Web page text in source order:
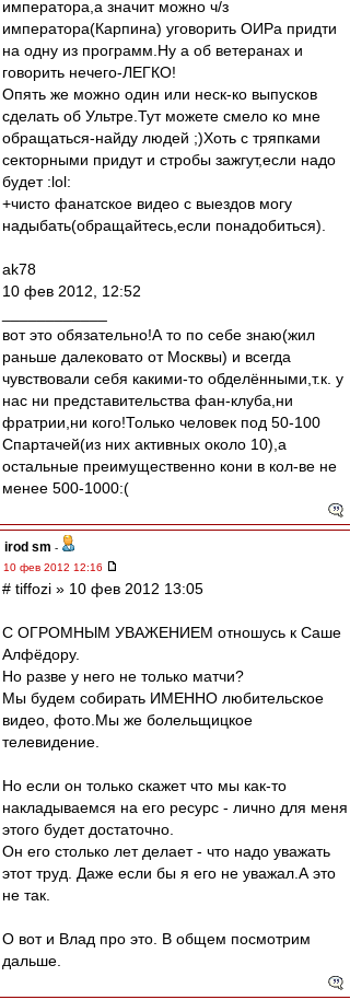
императора,а значит можно ч/з
императора(Карпина) уговорить ОИРа придти
на одну из программ.Ну а об ветеранах и
говорить нечего-ЛЕГКО!
Опять же можно один или неск-ко выпусков
сделать об Ультре.Тут можете смело ко мне
обращаться-найду людей ;)Хоть с тряпками
секторными придут и стробы зажгут,если надо
будет :lol:
+чисто фанатское видео с выездов могу
надыбать(обращайтесь,если понадобиться).
ak78
10 фев 2012, 12:52
вот это обязательно!А то по себе знаю(жил
раньше далековато от Москвы) и всегда
чувствовали себя какими-то обделёнными,т.к. у
нас ни представительства фан-клуба,ни
фратрии,ни кого!Только человек под 50-100
Спартачей(из них активных около 10),а
остальные преимущественно кони в кол-ве не
менее 500-1000:(
irod sm -
10 фев 2012 12:16
# tiffozi » 10 фев 2012 13:05
С ОГРОМНЫМ УВАЖЕНИЕМ отношусь к Саше
Алфёдору.
Но разве у него не только матчи?
Мы будем собирать ИМЕННО любительское
видео, фото.Мы же болельщицкое
телевидение.
Но если он только скажет что мы как-то
накладываемся на его ресурс - лично для меня
этого будет достаточно.
Он его столько лет делает - что надо уважать
этот труд. Даже если бы я его не уважал.А это
не так.
О вот и Влад про это. В общем посмотрим
дальше.